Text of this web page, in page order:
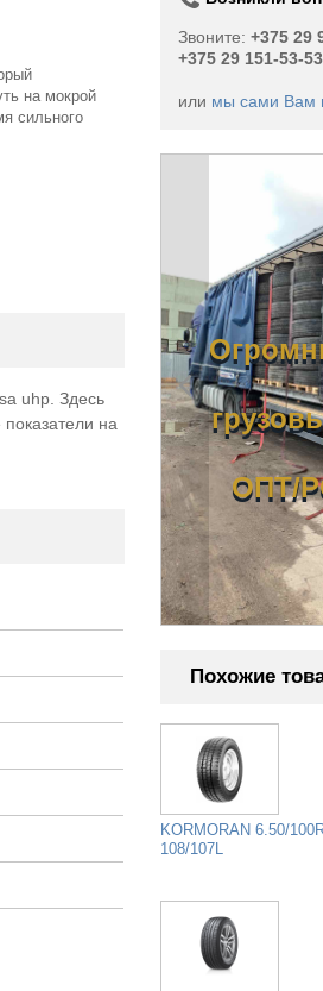
на мокрой
сильного
uhp. Здесь
на
Звоните: +375 29
+375 29 151-53-
или мы сами Вам
б/у
ОПТ/
Похожие
KORMORAN 6.50/
108/107L